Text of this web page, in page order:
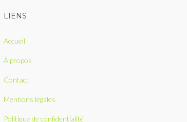
LIENS
Accueil
À propos
Contact
Mentions légales
Politique de confidentialité